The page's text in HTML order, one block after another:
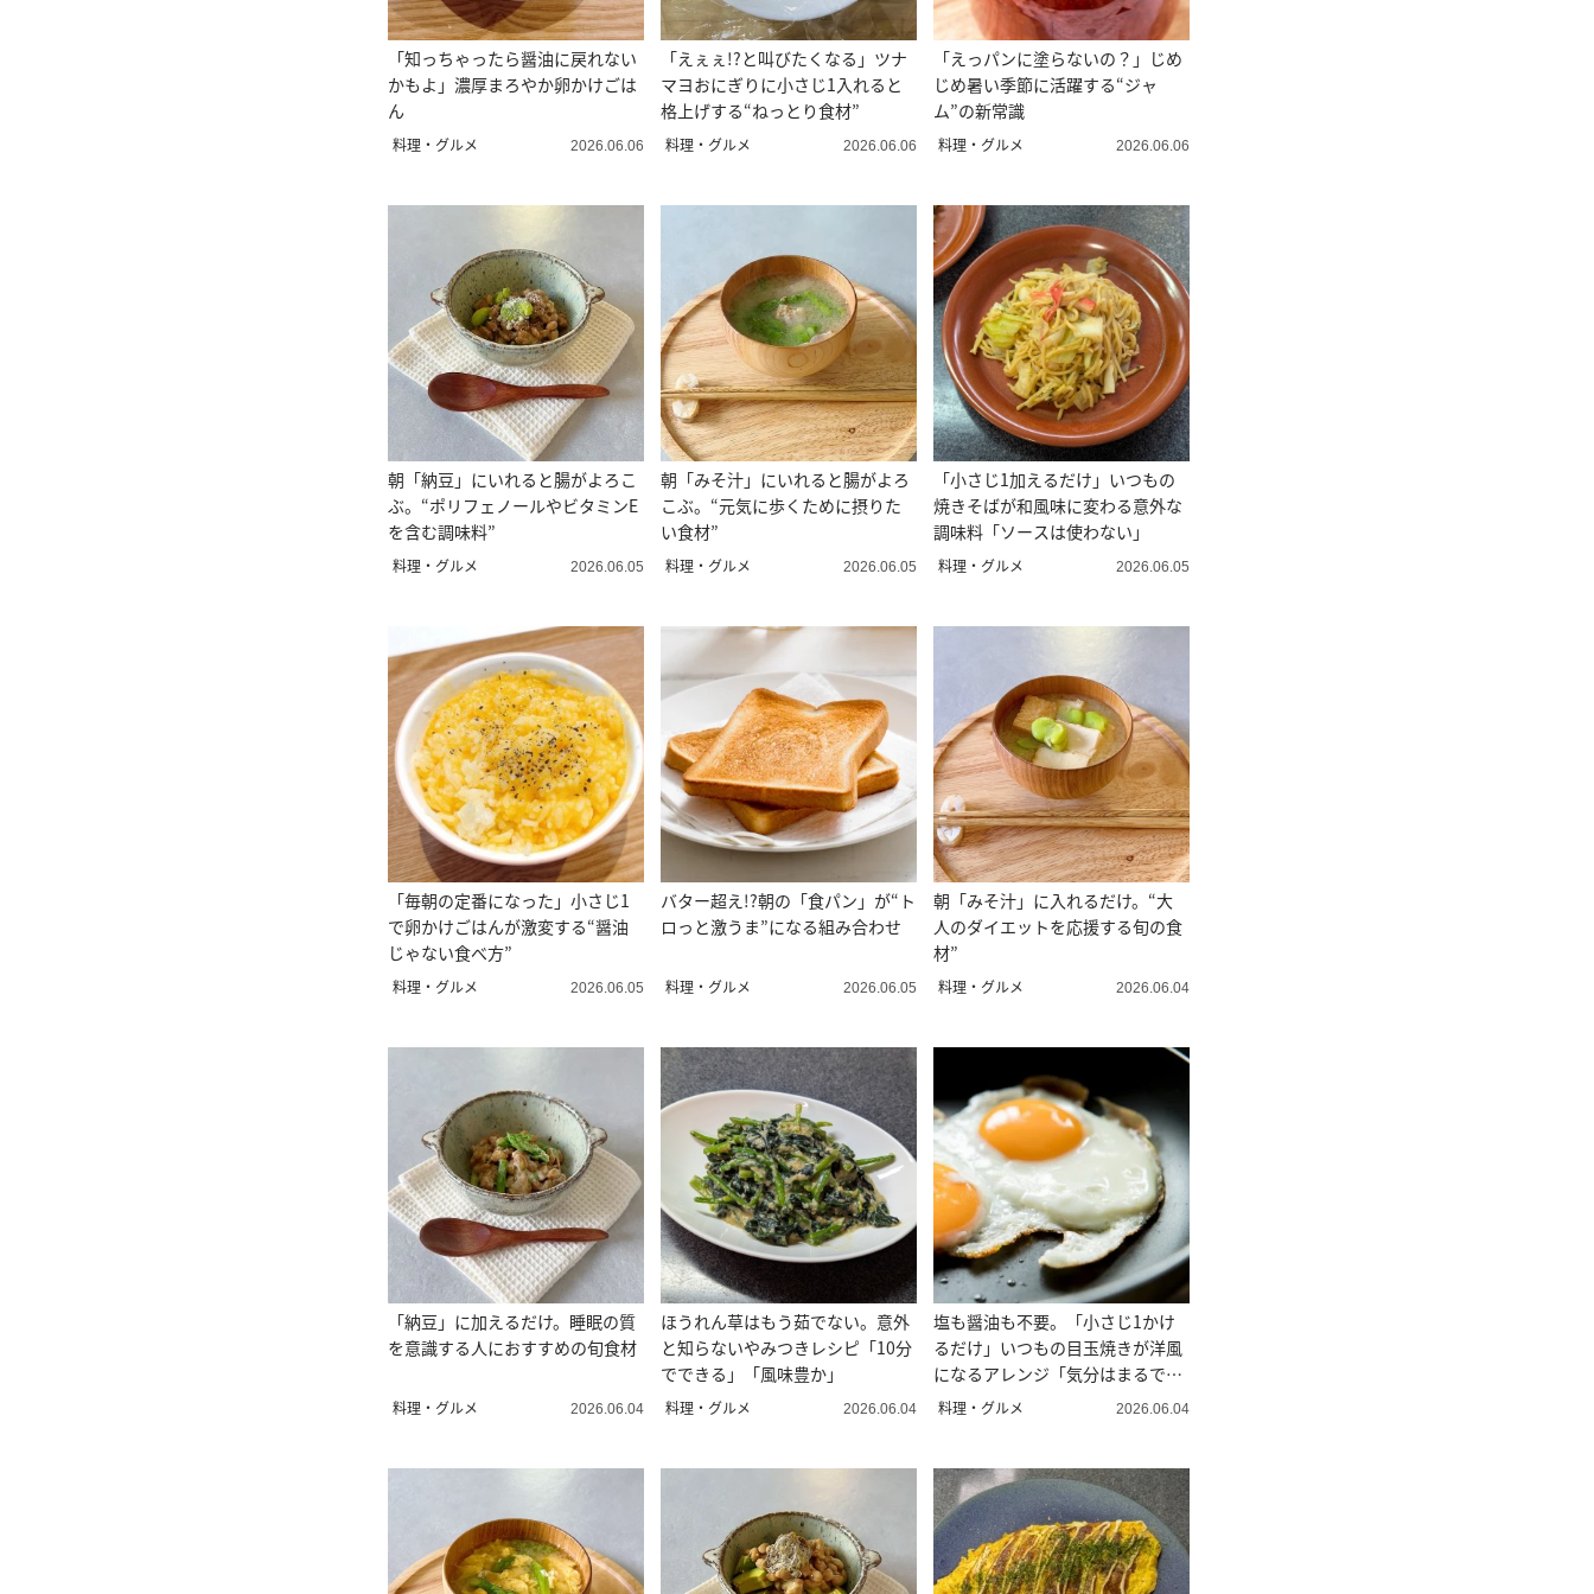
「知っちゃったら醤油に戻れない
かもよ」濃厚まろやか卵かけごは
ん
料理・グルメ 2026.06.06
「えぇぇ!?と叫びたくなる」ツナ
マヨおにぎりに小さじ1入れると
格上げする“ねっとり食材”
料理・グルメ 2026.06.06
「えっパンに塗らないの？」じめ
じめ暑い季節に活躍する“ジャ
ム”の新常識
料理・グルメ 2026.06.06
朝「納豆」にいれると腸がよろこ
ぶ。“ポリフェノールやビタミンE
を含む調味料”
料理・グルメ 2026.06.05
朝「みそ汁」にいれると腸がよろ
こぶ。“元気に歩くために摂りた
い食材”
料理・グルメ 2026.06.05
「小さじ1加えるだけ」いつもの
焼きそばが和風味に変わる意外な
調味料「ソースは使わない」
料理・グルメ 2026.06.05
「毎朝の定番になった」小さじ1
で卵かけごはんが激変する“醤油
じゃない食べ方”
料理・グルメ 2026.06.05
バター超え!?朝の「食パン」が“ト
ロっと激うま”になる組み合わせ
料理・グルメ 2026.06.05
朝「みそ汁」に入れるだけ。“大
人のダイエットを応援する旬の食
材”
料理・グルメ 2026.06.04
「納豆」に加えるだけ。睡眠の質
を意識する人におすすめの旬食材
料理・グルメ 2026.06.04
ほうれん草はもう茹でない。意外
と知らないやみつきレシピ「10分
でできる」「風味豊か」
料理・グルメ 2026.06.04
塩も醤油も不要。「小さじ1かけ
るだけ」いつもの目玉焼きが洋風
になるアレンジ「気分はまるでイ
タリア」
料理・グルメ 2026.06.04